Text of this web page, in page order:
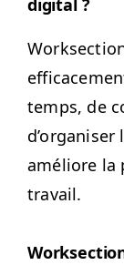
temps, de
d’or­gan­is­er
améliore la
travail.